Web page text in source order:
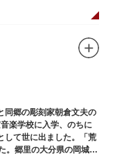
書かれた石碑や修験道
日には富士塚に登ること
同郷の彫刻家朝倉文夫の
楽学校に入学、のちに
して世に出ました。「荒
。郷里の大分県の岡城趾